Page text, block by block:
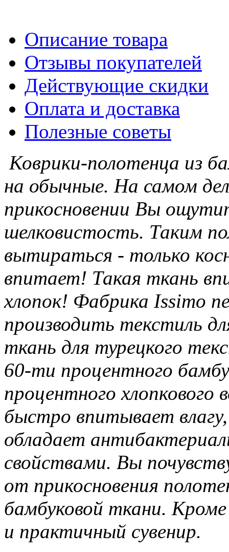
Описание товара
Отзывы покупателей
Действующие скидки
Оплата и доставка
Полезные советы
Коврики-полотенца из
на обычные. На самом
прикосновении Вы
шелковистость. Таким
вытираться - только
впитает! Такая ткань
хлопок! Фабрика Issimo
производить текстиль
ткань для турецкого
60-ти процентного
процентного хлопкового
быстро впитывает влагу,
обладает
свойствами. Вы
от прикосновения
бамбуковой ткани.
и практичный сувенир.